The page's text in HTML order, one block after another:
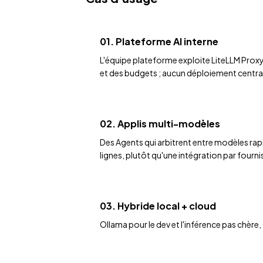
01. Plateforme AI interne
L'équipe plateforme exploite LiteLLM
et des budgets ; aucun déploiement
02. Applis multi-modèles
Des Agents qui arbitrent entre modèles
lignes, plutôt qu'une intégration par
03. Hybride local + cloud
Ollama pour le dev et l'inférence pas